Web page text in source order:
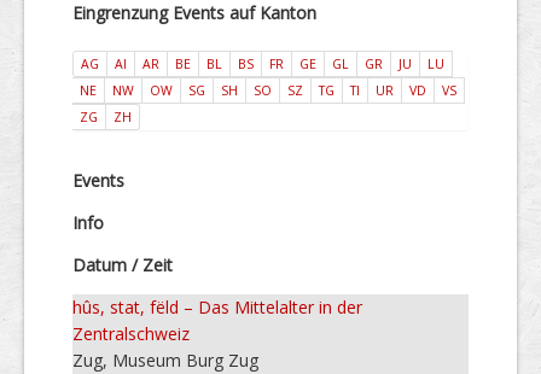
Eingrenzung Events auf Kanton
AG AI AR BE BL BS FR GE GL GR JU
LU
NE
NW OW SG SH SO SZ TG TI UR VD
VS
ZG
ZH
Events
Info
Datum / Zeit
hûs, stat, fëld – Das Mittelalter in der
Zentralschweiz
Zug, Museum Burg Zug